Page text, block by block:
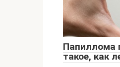
Папиллома
такое, как